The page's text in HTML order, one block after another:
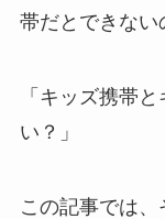
帯だとできない
「キッズ携帯
い？」
この記事では